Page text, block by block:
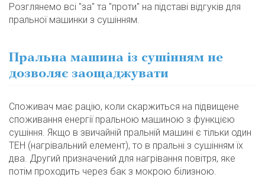
Розглянемо всі "за" та "проти" на підставі відгуків для
пральної машинки з сушінням.
Пральна машина із сушінням не
дозволяє заощаджувати
Споживач має рацію, коли скаржиться на підвищене
споживання енергії пральною машиною з функцією
сушіння. Якщо в звичайній пральній машині є тільки один
ТЕН (нагрівальний елемент), то в пральні з сушінням їх
два. Другий призначений для нагрівання повітря, яке
потім проходить через бак з мокрою білизною.